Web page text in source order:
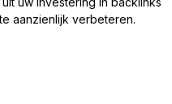
aanzienlijk verbeteren.